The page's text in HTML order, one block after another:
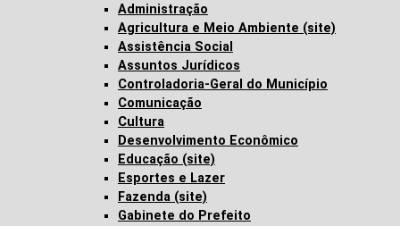
Administração
Agricultura e Meio Ambiente (site)
Assistência Social
Assuntos Jurídicos
Controladoria-Geral do Município
Comunicação
Cultura
Desenvolvimento Econômico
Educação (site)
Esportes e Lazer
Fazenda (site)
Gabinete do Prefeito